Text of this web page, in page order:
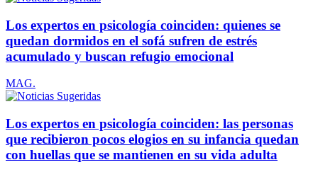
Los expertos en psicología coinciden: quienes se
quedan dormidos en el sofá sufren de estrés
acumulado y buscan refugio emocional
MAG.
Los expertos en psicología coinciden: las personas
que recibieron pocos elogios en su infancia quedan
con huellas que se mantienen en su vida adulta